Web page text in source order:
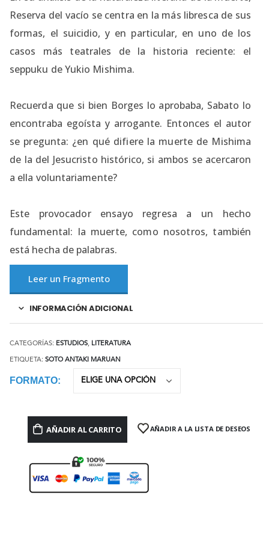
Reserva del vacío se centra en la más libresca de sus
formas, el suicidio, y en particular, en uno de los
casos más teatrales de la historia reciente: el
seppuku de Yukio Mishima.
Recuerda que si bien Borges lo aprobaba, Sabato lo
encontraba egoísta y arrogante. Entonces el autor
se pregunta: ¿en qué difiere la muerte de Mishima
de la del Jesucristo histórico, si ambos se acercaron
a ella voluntariamente?
Este provocador ensayo regresa a un hecho
fundamental: la muerte, como nosotros, también
está hecha de palabras.
Leer un Fragmento
INFORMACIÓN ADICIONAL
CATEGORÍAS: ESTUDIOS, LITERATURA
ETIQUETA: SOTO ANTAKI MARUAN
FORMATO
AÑADIR AL CARRITO AÑADIR A LA LISTA DE DESEOS